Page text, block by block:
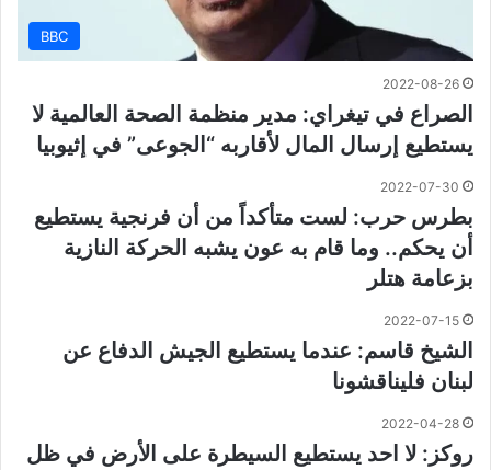
BBC
2022-08-26
الصراع في تيغراي: مدير منظمة الصحة العالمية لا
يستطيع إرسال المال لأقاربه “الجوعى” في إثيوبيا
2022-07-30
بطرس حرب: لست متأكداً من أن فرنجية يستطيع
أن يحكم.. وما قام به عون يشبه الحركة النازية
بزعامة هتلر
2022-07-15
الشيخ قاسم: عندما يستطيع الجيش الدفاع عن
لبنان فليناقشونا
2022-04-28
روكز: لا احد يستطيع السيطرة على الأرض في ظل